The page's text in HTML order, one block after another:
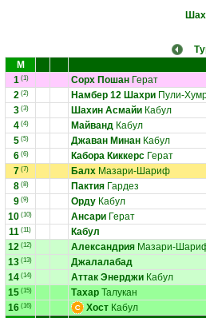
М
1 (1) Сорх Пошан Герат
2 (2) Намбер 12 Шахри Пули-
3 (3) Шахин Асмайи Кабул
4 (4) Майванд Кабул
5 (5) Джаван Минан Кабул
6 (6) Кабора Киккерс Герат
7 (7) Балх Мазари-Шариф
8 (8) Пактия Гардез
9 (9) Орду Кабул
10 (10) Ансари Герат
11 (11)
Кабул
12 (12) Александрия Мазари-
13 (13)
Джалалабад
14 (14) Аттак Энерджи Кабул
15 (15) Тахар Талукан
16 (16) Хост Кабул